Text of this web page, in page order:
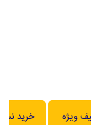
خرید